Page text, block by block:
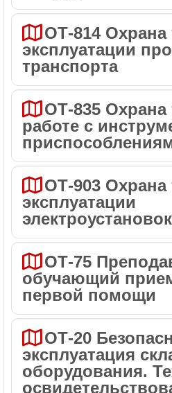
ОТ-814 Охрана
эксплуатации
транспорта
ОТ-835 Охрана
работе с
ОТ-903 Охрана
эксплуатации
электроустановок
ОТ-75
обучающий
первой помощи
ОТ-20
эксплуатация
оборудования.